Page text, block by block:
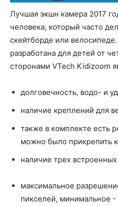
Лучшая экшн камера 2017
человека, который часто
скейтборде или
разработана для детей от
сторонами VTech Kidizoom
долговечность, водо- и
наличие креплений для
также в комплекте есть
можно было прикрепить
наличие трех встроенных
максимальное
пикселей, минимальное